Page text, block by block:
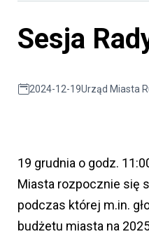
Sesja
2024-12-19Urząd Miasta
19 grudnia o godz.
Miasta rozpocznie się
podczas której m.in.
budżetu miasta na